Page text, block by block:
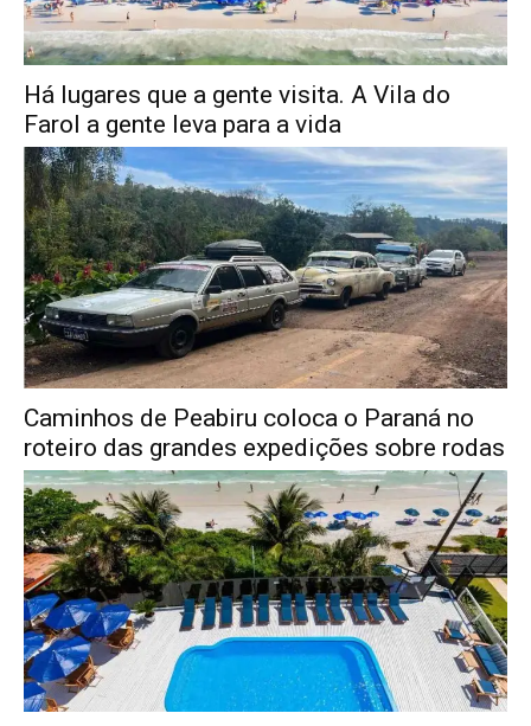
Há lugares que a gente visita. A Vila do
Farol a gente leva para a vida
Caminhos de Peabiru coloca o Paraná no
roteiro das grandes expedições sobre rodas